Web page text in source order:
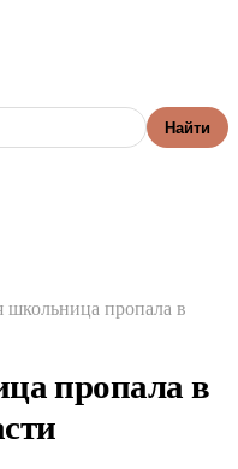
Найти
школьница пропала в
пропала в